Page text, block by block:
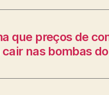
que preços de
nas bombas